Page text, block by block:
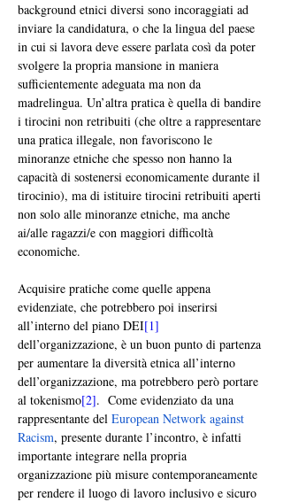
background etnici diversi sono incoraggiati ad
inviare la candidatura, o che la lingua del paese
in cui si lavora deve essere parlata così da poter
svolgere la propria mansione in maniera
sufficientemente adeguata ma non da
madrelingua. Un’altra pratica è quella di bandire
i tirocini non retribuiti (che oltre a rappresentare
una pratica illegale, non favoriscono le
minoranze etniche che spesso non hanno la
capacità di sostenersi economicamente durante il
tirocinio), ma di istituire tirocini retribuiti aperti
non solo alle minoranze etniche, ma anche
ai/alle ragazzi/e con maggiori difficoltà
economiche.
Acquisire pratiche come quelle appena
evidenziate, che potrebbero poi inserirsi
all’interno del piano DEI[1]
dell’organizzazione, è un buon punto di partenza
per aumentare la diversità etnica all’interno
dell’organizzazione, ma potrebbero però portare
al tokenismo[2].  Come evidenziato da una
rappresentante del European Network against
Racism, presente durante l’incontro, è infatti
importante integrare nella propria
organizzazione più misure contemporaneamente
per rendere il luogo di lavoro inclusivo e sicuro